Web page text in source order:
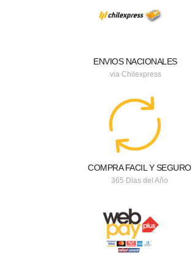
ENVIOS NACIONALES
via Chilexpress
COMPRA FACIL Y SEGURO
365 Dias del Año